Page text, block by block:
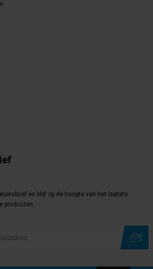
en blijf op de hoogte van het laatste
producten.